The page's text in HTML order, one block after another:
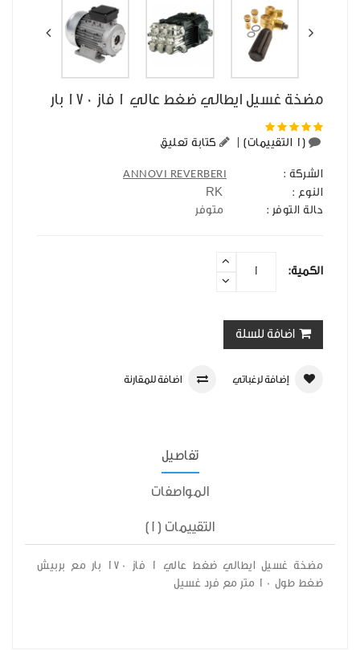
مضخة غسيل ايطالي ضغط عالي 1 فاز 170 بار
(1 التقييمات) كتابة تعليق
الشركة :
ANNOVI REVERBERI
النوع :
حالة التوفر : متوفر
الكمية:
اضافة للسلة
إضافة لرغباتي اضافة للمقارنة
تفاصيل
المواصفات
التقييمات (1)
مضخة غسيل ايطالي ضغط عالي 1 فاز 170 بار مع بربيش
ضغط طول 10 متر مع فرد غسيل